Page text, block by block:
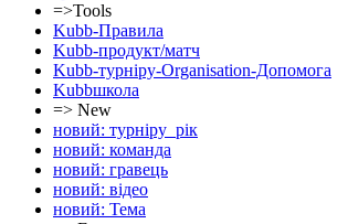
=>Tools
Kubb-Правила
Kubb-продукт/матч
Kubb-турніру-Organisation-Допомога
Kubbшкола
=> New
новий: турніру_рік
новий: команда
новий: гравець
новий: відео
новий: Тема